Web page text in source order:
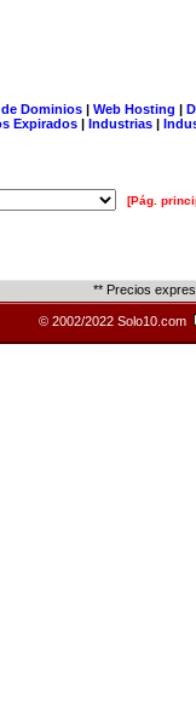
Dominios| Web Hosting |
Expirados | Industrias |
[Pág.
** Precios
© 2002/2022 Solo10.com